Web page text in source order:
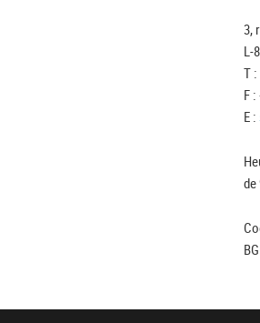
3,
L-
T :
F
E :
de